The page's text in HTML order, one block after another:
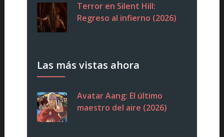
Terror en Silent Hill:
Regreso al infierno (2026)
Las más vistas ahora
Avatar Aang: El último
maestro del aire (2026)